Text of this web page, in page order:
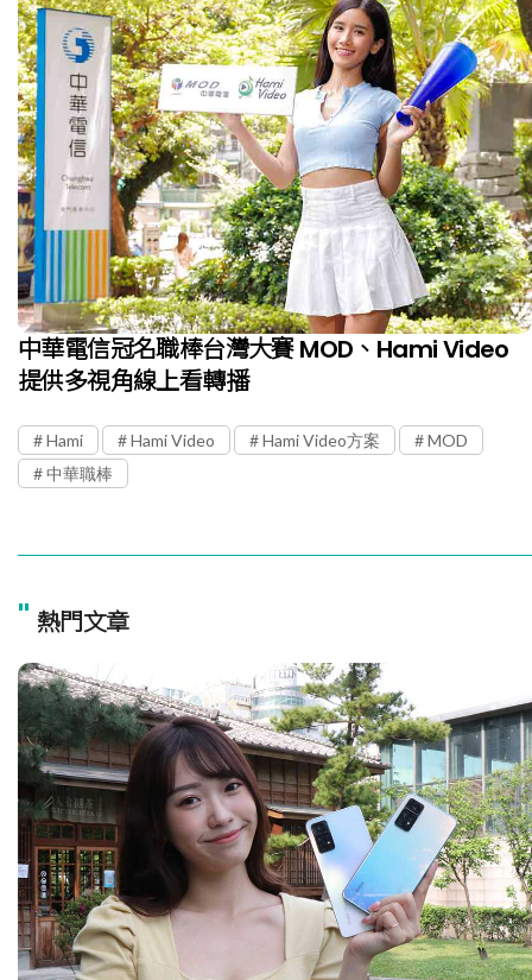
中華電信冠名職棒台灣大賽 MOD、Hami Video
提供多視角線上看轉播
Hami Hami Video Hami Video方案
MOD
中華職棒
" 熱門文章